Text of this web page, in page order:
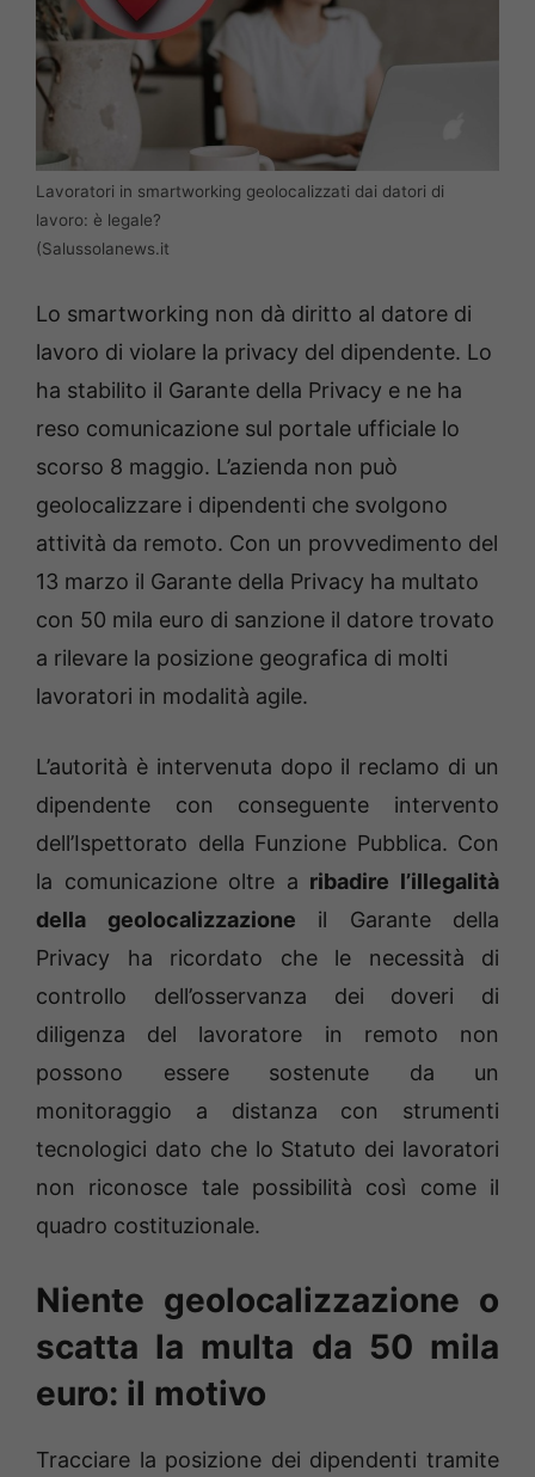
Lavoratori in smartworking geolocalizzati dai datori di
lavoro: è legale?
(Salussolanews.it
Lo smartworking non dà diritto al datore di
lavoro di violare la privacy del dipendente. Lo
ha stabilito il Garante della Privacy e ne ha
reso comunicazione sul portale ufficiale lo
scorso 8 maggio. L’azienda non può
geolocalizzare i dipendenti che svolgono
attività da remoto. Con un provvedimento del
13 marzo il Garante della Privacy ha multato
con 50 mila euro di sanzione il datore trovato
a rilevare la posizione geografica di molti
lavoratori in modalità agile.
L’autorità è intervenuta dopo il reclamo di un
dipendente con conseguente intervento
dell’Ispettorato della Funzione Pubblica. Con
la comunicazione oltre a ribadire l’illegalità
della geolocalizzazione il Garante della
Privacy ha ricordato che le necessità di
controllo dell’osservanza dei doveri di
diligenza del lavoratore in remoto non
possono essere sostenute da un
monitoraggio a distanza con strumenti
tecnologici dato che lo Statuto dei lavoratori
non riconosce tale possibilità così come il
quadro costituzionale.
Niente geolocalizzazione o
scatta la multa da 50 mila
euro: il motivo
Tracciare la posizione dei dipendenti tramite